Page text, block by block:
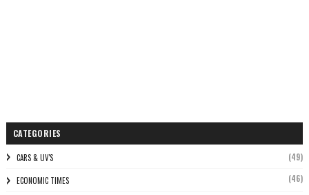
CATEGORIES
CARS & UV'S (49)
ECONOMIC TIMES (46)